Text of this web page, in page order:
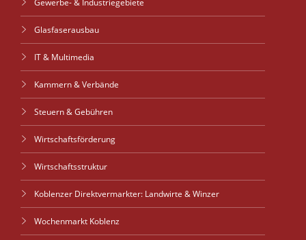
Gewerbe- & Industriegebiete
Glasfaserausbau
IT & Multimedia
Kammern & Verbände
Steuern & Gebühren
Wirtschaftsförderung
Wirtschaftsstruktur
Koblenzer Direktvermarkter: Landwirte & Winzer
Wochenmarkt Koblenz